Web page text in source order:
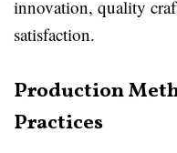
innovation, quality
satisfaction.
Production
Practices